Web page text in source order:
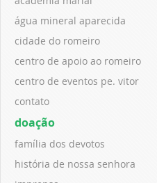
água mineral aparecida
cidade do romeiro
centro de apoio ao romeiro
centro de eventos pe. vitor
contato
doação
família dos devotos
história de nossa senhora